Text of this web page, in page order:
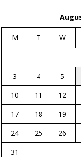
M T W
3
4 5
10
11 12
17
18 19
24
25 26
31